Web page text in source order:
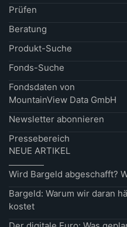
Prüfen
Beratung
Produkt-Suche
Fonds-Suche
Fondsdaten von
MountainView Data GmbH
Newsletter abonnieren
Pressebereich
NEUE ARTIKEL
Wird Bargeld abgeschafft?
Bargeld: Warum wir daran
kostet